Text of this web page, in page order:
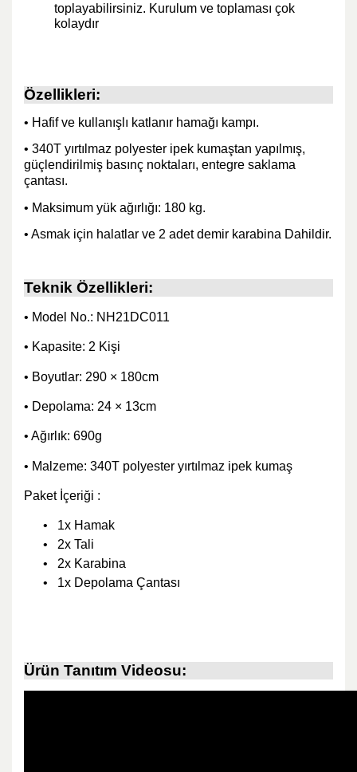
toplayabilirsiniz. Kurulum ve toplaması çok
kolaydır
Özellikleri:
• Hafif ve kullanışlı katlanır hamağı kampı.
• 340T yırtılmaz polyester ipek kumaştan yapılmış,
güçlendirilmiş basınç noktaları, entegre saklama
çantası.
• Maksimum yük ağırlığı: 180 kg.
• Asmak için halatlar ve 2 adet demir karabina Dahildir.
Teknik Özellikleri:
• Model No.: NH21DC011
• Kapasite: 2 Kişi
• Boyutlar: 290 × 180cm
• Depolama: 24 × 13cm
• Ağırlık: 690g
• Malzeme: 340T polyester yırtılmaz ipek kumaş
Paket İçeriği :
•
1x Hamak
•
2x Tali
•
2x Karabina
•
1x Depolama Çantası
Ürün Tanıtım Videosu: